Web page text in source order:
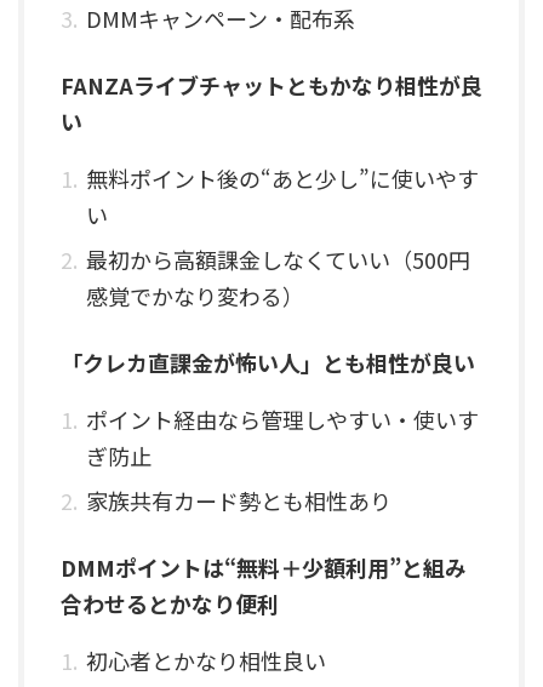
DMMキャンペーン・配布系
FANZAライブチャットともかなり相性が良
い
無料ポイント後の“あと少し”に使いやす
い
最初から高額課金しなくていい（500円
感覚でかなり変わる）
「クレカ直課金が怖い人」とも相性が良い
ポイント経由なら管理しやすい・使いす
ぎ防止
家族共有カード勢とも相性あり
DMMポイントは“無料＋少額利用”と組み
合わせるとかなり便利
初心者とかなり相性良い